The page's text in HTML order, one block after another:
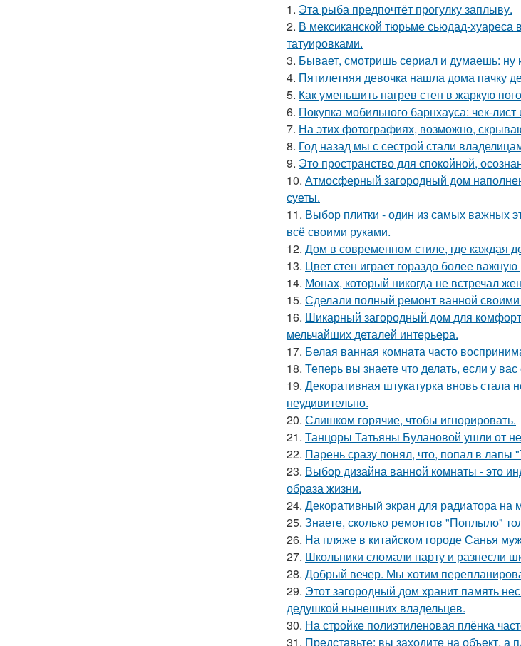
1. Эта рыба предпочтёт прогулку заплыву.
2. В мексиканской тюрьме сьюдад-
татуировками.
3. Бывает, смотришь сериал и думаешь: ну
4. Пятилетняя девочка нашла дома пачку
5. Как уменьшить нагрев стен в жаркую
6. Покупка мобильного барнхауса: чек-
7. На этих фотографиях, возможно,
8. Год назад мы с сестрой стали
9. Это пространство для спокойной,
10. Атмосферный загородный дом
суеты.
11. Выбор плитки - один из самых важных
всё своими руками.
12. Дом в современном стиле, где каждая
13. Цвет стен играет гораздо более
14. Монах, который никогда не встречал
15. Сделали полный ремонт ванной
16. Шикарный загородный дом для
мельчайших деталей интерьера.
17. Белая ванная комната часто
18. Теперь вы знаете что делать, если у
19. Декоративная штукатурка вновь стала
неудивительно.
20. Слишком горячие, чтобы игнорировать.
21. Танцоры Татьяны Булановой ушли от
22. Парень сразу понял, что, попал в
23. Выбор дизайна ванной комнаты - это
образа жизни.
24. Декоративный экран для радиатора на
25. Знаете, сколько ремонтов "Поплыло"
26. На пляже в китайском городе Санья
27. Школьники сломали парту и разнесли
28. Добрый вечер. Мы хотим
29. Этот загородный дом хранит память
дедушкой нынешних владельцев.
30. На стройке полиэтиленовая плёнка
31. Представьте: вы заходите на объект, а